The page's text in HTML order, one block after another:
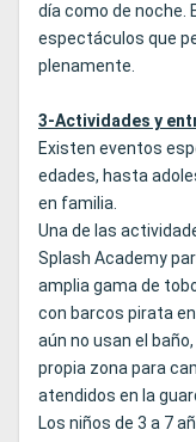
día como de noche.
espectáculos que
plenamente.
3-Actividades y
Existen eventos
edades, hasta
en familia.
Una de las
Splash Academy
amplia gama de
con barcos pirata
aún no usan el
propia zona para
atendidos en la
Los niños de 3 a 7